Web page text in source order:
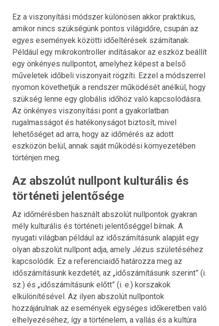
Ez a viszonyítási módszer különösen akkor praktikus,
amikor nincs szükségünk pontos világidőre, csupán az
egyes események közötti időeltérések számítanak.
Például egy mikrokontroller indításakor az eszköz beállít
egy önkényes nullpontot, amelyhez képest a belső
műveletek időbeli viszonyait rögzíti. Ezzel a módszerrel
nyomon követhetjük a rendszer működését anélkül, hogy
szükség lenne egy globális időhöz való kapcsolódásra.
Az önkényes viszonyítási pont a gyakorlatban
rugalmasságot és hatékonyságot biztosít, mivel
lehetőséget ad arra, hogy az időmérés az adott
eszközön belül, annak saját működési környezetében
történjen meg.
Az abszolút nullpont kulturális és
történeti jelentősége
Az időmérésben használt abszolút nullpontok gyakran
mély kulturális és történeti jelentőséggel bírnak. A
nyugati világban például az időszámításunk alapját egy
olyan abszolút nullpont adja, amely Jézus születéséhez
kapcsolódik. Ez a referenciaidő határozza meg az
időszámításunk kezdetét, az „időszámításunk szerint” (i.
sz.) és „időszámításunk előtt” (i. e.) korszakok
elkülönítésével. Az ilyen abszolút nullpontok
hozzájárulnak az események egységes időkeretben való
elhelyezéséhez, így a történelem, a vallás és a kultúra